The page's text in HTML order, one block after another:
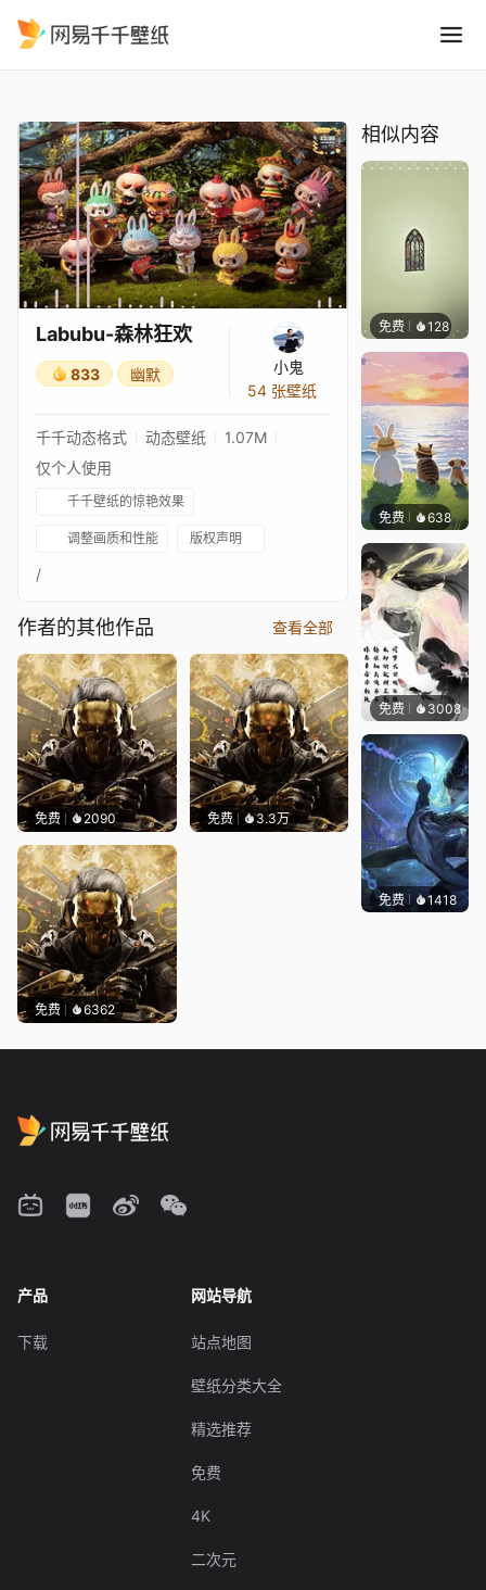
Labubu-森林狂欢
833 幽默
小鬼
54 张壁纸
千千动态格式 动态壁纸
1.07M
仅个人使用
千千壁纸的惊艳效果
调整画质和性能 版权声明
/
作者的其他作品 查看全部
免费 2090 免费 3.3万
免费 6362
相似内容
免费 128木木
免费 638渔小小
免费 3008小佛
免费 1418小佛
产品
下载
网站导航
站点地图
壁纸分类大全
精选推荐
免费
4K
二次元